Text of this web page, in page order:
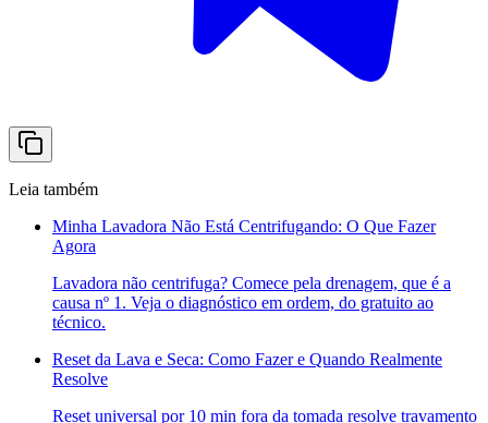
Leia também
Minha Lavadora Não Está Centrifugando: O Que Fazer
Agora
Lavadora não centrifuga? Comece pela drenagem, que é a
causa nº 1. Veja o diagnóstico em ordem, do gratuito ao
técnico.
Reset da Lava e Seca: Como Fazer e Quando Realmente
Resolve
Reset universal por 10 min fora da tomada resolve travamento